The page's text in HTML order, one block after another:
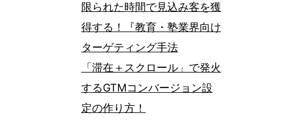
限られた時間で見込み客を獲
得する！『教育・塾業界向け
ターゲティング手法
「滞在＋スクロール」で発火
するGTMコンバージョン設
定の作り方！